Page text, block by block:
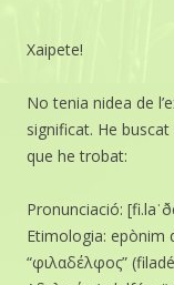
Xaipete!
No tenia nidea de
significat. He
que he trobat:
Pronunciació:
Etimologia: epònim
“φιλαδέλφος”